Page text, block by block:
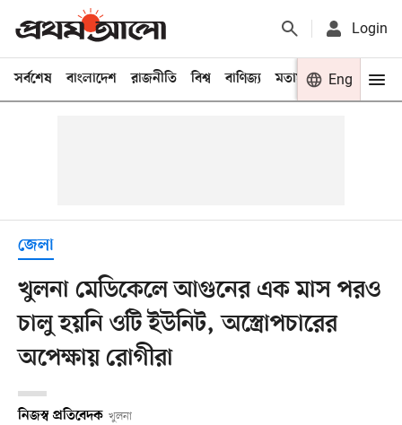
Login
সর্বশেষ বাংলাদেশ রাজনীতি বিশ্ব বাণিজ্য মতামত খেলা
Eng
জেলা
খুলনা মেডিকেলে আগুনের এক মাস পরও
চালু হয়নি ওটি ইউনিট, অস্ত্রোপচারের
অপেক্ষায় রোগীরা
নিজস্ব প্রতিবেদক খুলনা